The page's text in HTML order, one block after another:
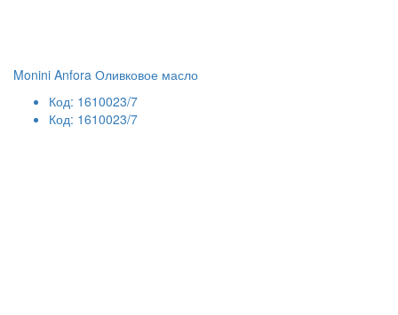
Monini Anfora Оливковое масло
Код: 1610023/7
Код: 1610023/7